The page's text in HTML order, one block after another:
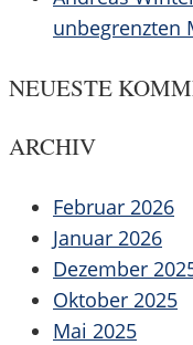
unbegrenzten
NEUESTE
ARCHIV
Februar 2026
Januar 2026
Dezember
Oktober 2025
Mai 2025